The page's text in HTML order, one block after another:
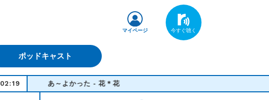
ポッドキャスト
マイページ
02:19 あ～よかった - 花＊花